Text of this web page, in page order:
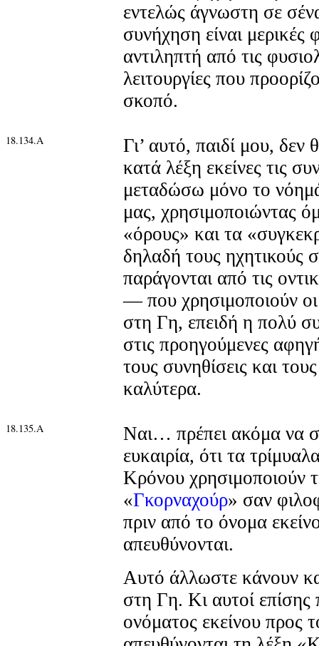
εντελώς άγνωστη σε
συνήχηση είναι μερικές
αντιληπτή από τις
λειτουργίες που
σκοπό.
18.134.Α
Γι’ αυτό, παιδί μου,
κατά λέξη εκείνες τις
μεταδώσω μόνο το
μας, χρησιμοποιώντας
«όρους» και τα
δηλαδή τους ηχητικούς
παράγονται από τις
— που χρησιμοποιούν
στη Γη, επειδή η πολύ
στις προηγούμενες
τους συνηθίσεις και
καλύτερα.
18.135.Α
Ναι… πρέπει ακόμα να
ευκαιρία, ότι τα
Κρόνου χρησιμοποιούν
«Γκορναχούρ» σαν
πριν από το όνομα
απευθύνονται.
Αυτό άλλωστε κάνουν
στη Γη. Κι αυτοί
ονόματος εκείνου προς